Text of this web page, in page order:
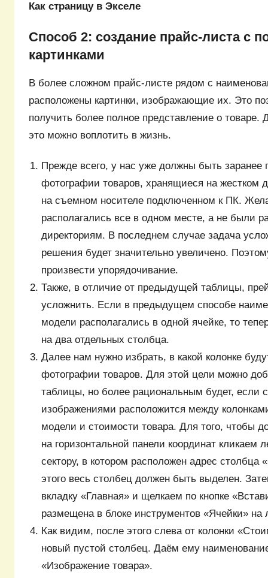
Как страницу в Экселе
Способ 2: создание прайс-листа с
картинками
В более сложном прайс-листе рядом с
расположены картинки, изображающие их. Это
получить более полное представление о товаре.
это можно воплотить в жизнь.
Прежде всего, у нас уже должны быть заранее
фотографии товаров, хранящиеся на жестком
на съемном носителе подключенном к ПК.
располагались все в одном месте, а не были
директориям. В последнем случае задача
решения будет значительно увеличено.
произвести упорядочивание.
Также, в отличие от предыдущей таблицы,
усложнить. Если в предыдущем способе
модели располагались в одной ячейке, то
на два отдельных столбца.
Далее нам нужно избрать, в какой колонке
фотографии товаров. Для этой цели можно
таблицы, но более рациональным будет, если
изображениями расположится между
модели и стоимости товара. Для того, чтобы
на горизонтальной панели координат кликаем
сектору, в котором расположен адрес столбца
этого весь столбец должен быть выделен.
вкладку «Главная» и щелкаем по кнопке
размещена в блоке инструментов «Ячейки» на
Как видим, после этого слева от колонки
новый пустой столбец. Даём ему
«Изображение товара».